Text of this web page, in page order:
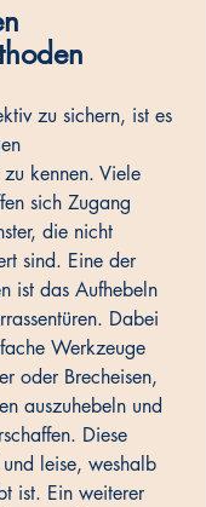
zu sichern, ist es
kennen. Viele
sich Zugang
die nicht
sind. Eine der
ist das Aufhebeln
Dabei
Werkzeuge
oder Brecheisen,
auszuhebeln und
Diese
leise, weshalb
ist. Ein weiterer